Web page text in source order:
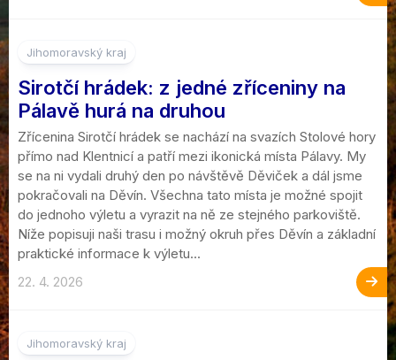
Jihomoravský kraj
Sirotčí hrádek: z jedné zříceniny na
Pálavě hurá na druhou
Zřícenina Sirotčí hrádek se nachází na svazích Stolové hory
přímo nad Klentnicí a patří mezi ikonická místa Pálavy. My
se na ni vydali druhý den po návštěvě Děviček a dál jsme
pokračovali na Děvín. Všechna tato místa je možné spojit
do jednoho výletu a vyrazit na ně ze stejného parkoviště.
Níže popisuji naši trasu i možný okruh přes Děvín a základní
praktické informace k výletu...
22. 4. 2026
Jihomoravský kraj